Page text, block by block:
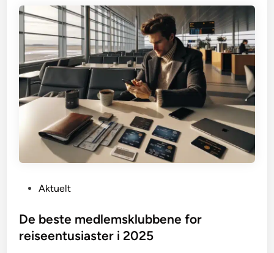
s
t
Aktuelt
De beste medlemsklubbene for
reiseentusiaster i 2025